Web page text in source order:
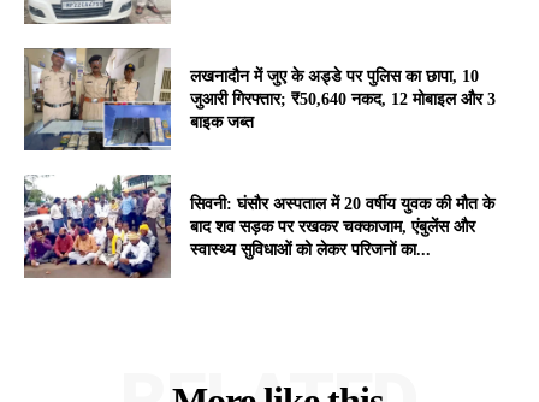
लखनादौन में जुए के अड्डे पर पुलिस का छापा, 10
जुआरी गिरफ्तार; ₹50,640 नकद, 12 मोबाइल और 3
बाइक जब्त
सिवनी: घंसौर अस्पताल में 20 वर्षीय युवक की मौत के
बाद शव सड़क पर रखकर चक्काजाम, एंबुलेंस और
स्वास्थ्य सुविधाओं को लेकर परिजनों का...